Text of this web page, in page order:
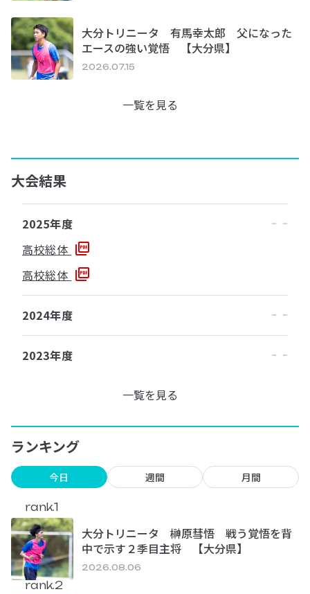
大分トリニータ 有馬幸太郎 父になった
エースの強い覚悟 【大分県】
2026.07.15
一覧を見る
大会結果
2025年度
高校総体
高校総体
2024年度
2023年度
一覧を見る
ランキング
今日 週間 月間
rank.1
大分トリニータ 榊原彗悟 戦う覚悟を背
中で示す２季目主将 【大分県】
2026.08.06
rank.2